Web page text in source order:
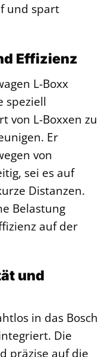
und spart
Effizienz
L-Boxx
speziell
von L-Boxxen zu
Er
von
sei es auf
Distanzen.
Belastung
auf der
und
in das Bosch
Die
präzise auf die